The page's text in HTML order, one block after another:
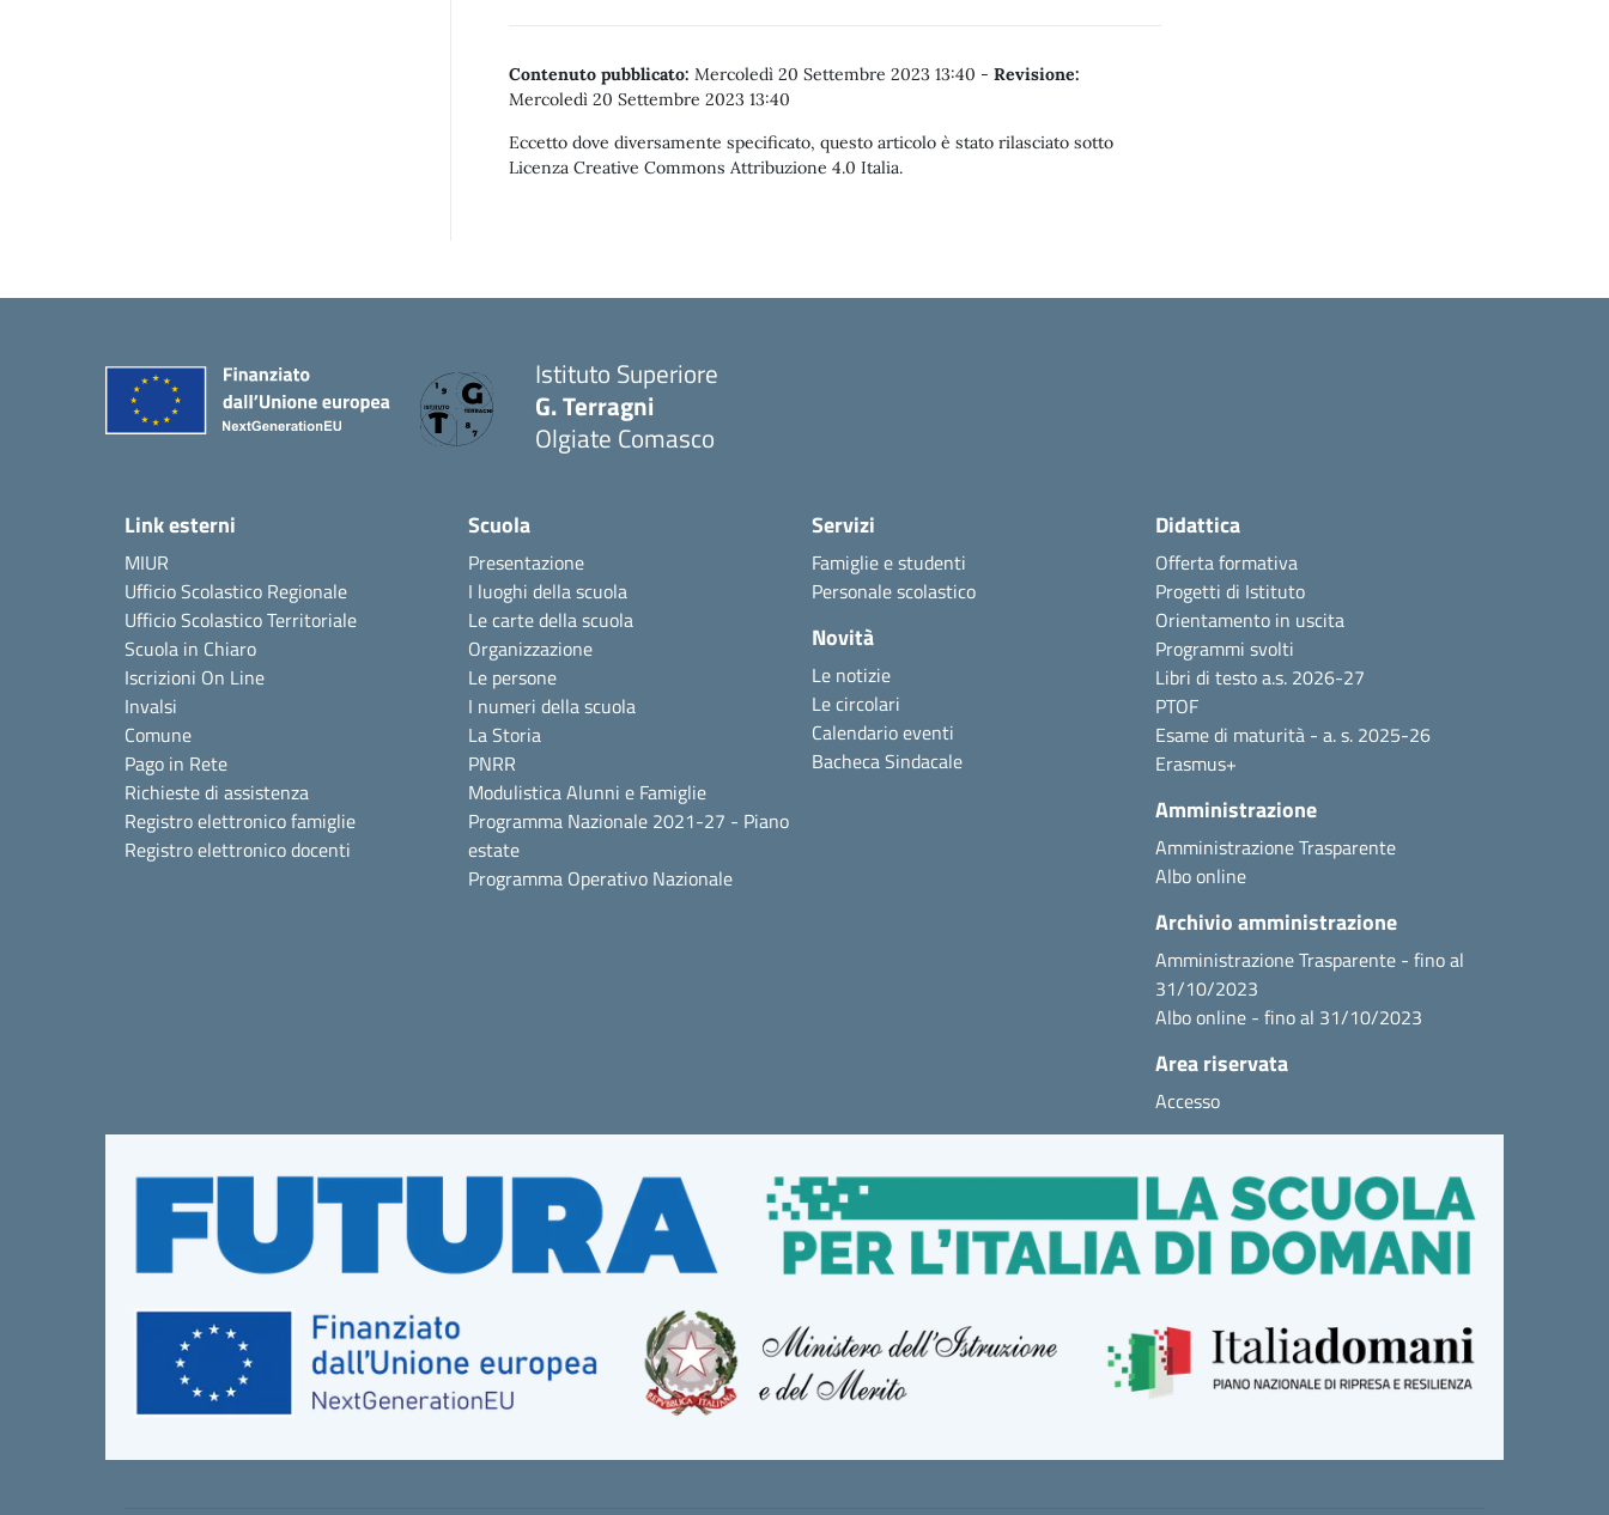
Contenuto pubblicato: Mercoledì 20 Settembre 2023 13:40 - Revisione:
Mercoledì 20 Settembre 2023 13:40
Eccetto dove diversamente specificato, questo articolo è stato rilasciato sotto
Licenza Creative Commons Attribuzione 4.0 Italia.
Istituto Superiore
G. Terragni
Olgiate Comasco
Link esterni
MIUR
Ufficio Scolastico Regionale
Ufficio Scolastico Territoriale
Scuola in Chiaro
Iscrizioni On Line
Invalsi
Comune
Pago in Rete
Richieste di assistenza
Registro elettronico famiglie
Registro elettronico docenti
Scuola
Presentazione
I luoghi della scuola
Le carte della scuola
Organizzazione
Le persone
I numeri della scuola
La Storia
PNRR
Modulistica Alunni e Famiglie
Programma Nazionale 2021-27 - Piano
estate
Programma Operativo Nazionale
Servizi
Famiglie e studenti
Personale scolastico
Novità
Le notizie
Le circolari
Calendario eventi
Bacheca Sindacale
Didattica
Offerta formativa
Progetti di Istituto
Orientamento in uscita
Programmi svolti
Libri di testo a.s. 2026-27
PTOF
Esame di maturità - a. s. 2025-26
Erasmus+
Amministrazione
Amministrazione Trasparente
Albo online
Archivio amministrazione
Amministrazione Trasparente - fino al
31/10/2023
Albo online - fino al 31/10/2023
Area riservata
Accesso